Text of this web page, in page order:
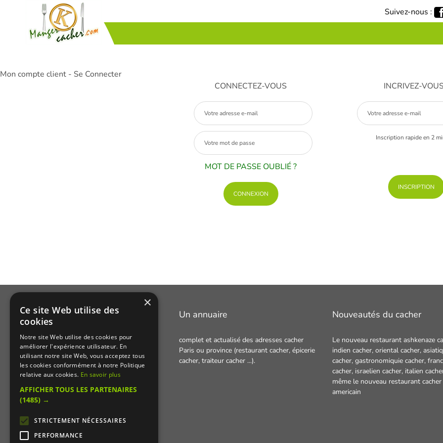
Suivez-nous :
Mon compte client - Se Connecter
CONNECTEZ-VOUS
MOT DE PASSE OUBLIÉ ?
INCRIVEZ-VOUS
Inscription rapide en 2
Manger Cacher
Cacher c'est quoi ?
Liens utiles
Qui sommes-nous ?
Presse
Un annuaire
complet et actualisé des adresses cacher
Paris ou province (restaurant cacher, épicerie
cacher, traiteur cacher ...).
Nouveautés du cacher
Le nouveau restaurant ashkenaze
indien cacher, oriental cacher,
cacher, gastronomiquie cacher,
cacher, israelien cacher, italien
même le nouveau restaurant cacher
americain
×
Ce site Web utilise des
cookies
Notre site Web utilise des cookies pour
améliorer l'expérience utilisateur. En
utilisant notre site Web, vous acceptez tous
les cookies conformément à notre Politique
relative aux cookies. En savoir plus
AFFICHER TOUS LES PARTENAIRES
(1485) →
STRICTEMENT NÉCESSAIRES
PERFORMANCE